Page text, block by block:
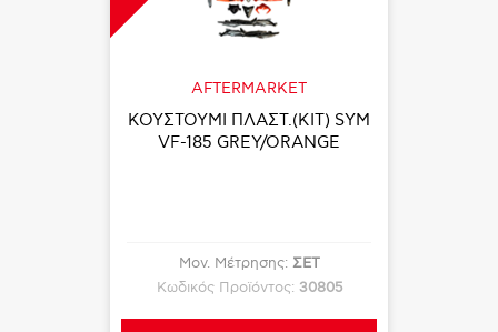
AFTERMARKET
ΚΟΥΣΤΟΥΜΙ ΠΛΑΣΤ.(KIT) SYM
VF-185 GREY/ORANGE
Μον. Μέτρησης: ΣΕΤ
Κωδικός Προϊόντος: 30805